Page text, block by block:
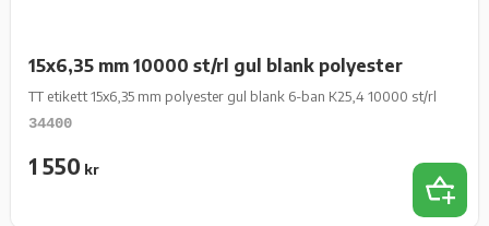
15x6,35 mm 10000 st/rl gul blank polyester
TT etikett 15x6,35 mm polyester gul blank 6-ban K25,4 10000 st/rl
34400
1 550 kr
Add